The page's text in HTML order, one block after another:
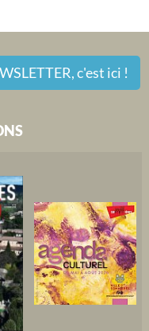
c'est ici !